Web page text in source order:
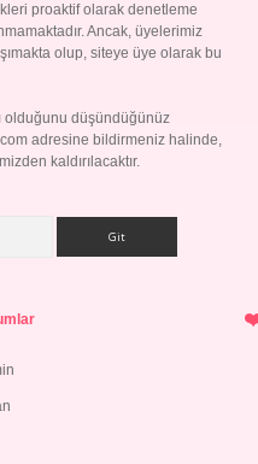
proaktif olarak denetleme
Ancak, üyelerimiz
olup, siteye üye olarak bu
olduğunu düşündüğünüz
adresine bildirmeniz halinde,
kaldırılacaktır.